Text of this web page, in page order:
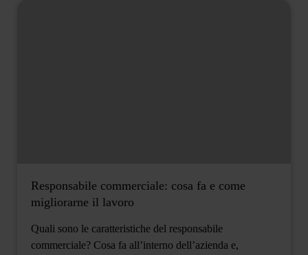
Responsabile commerciale: cosa fa e come
migliorarne il lavoro
Quali sono le caratteristiche del responsabile
commerciale? Cosa fa all’interno dell’azienda e,